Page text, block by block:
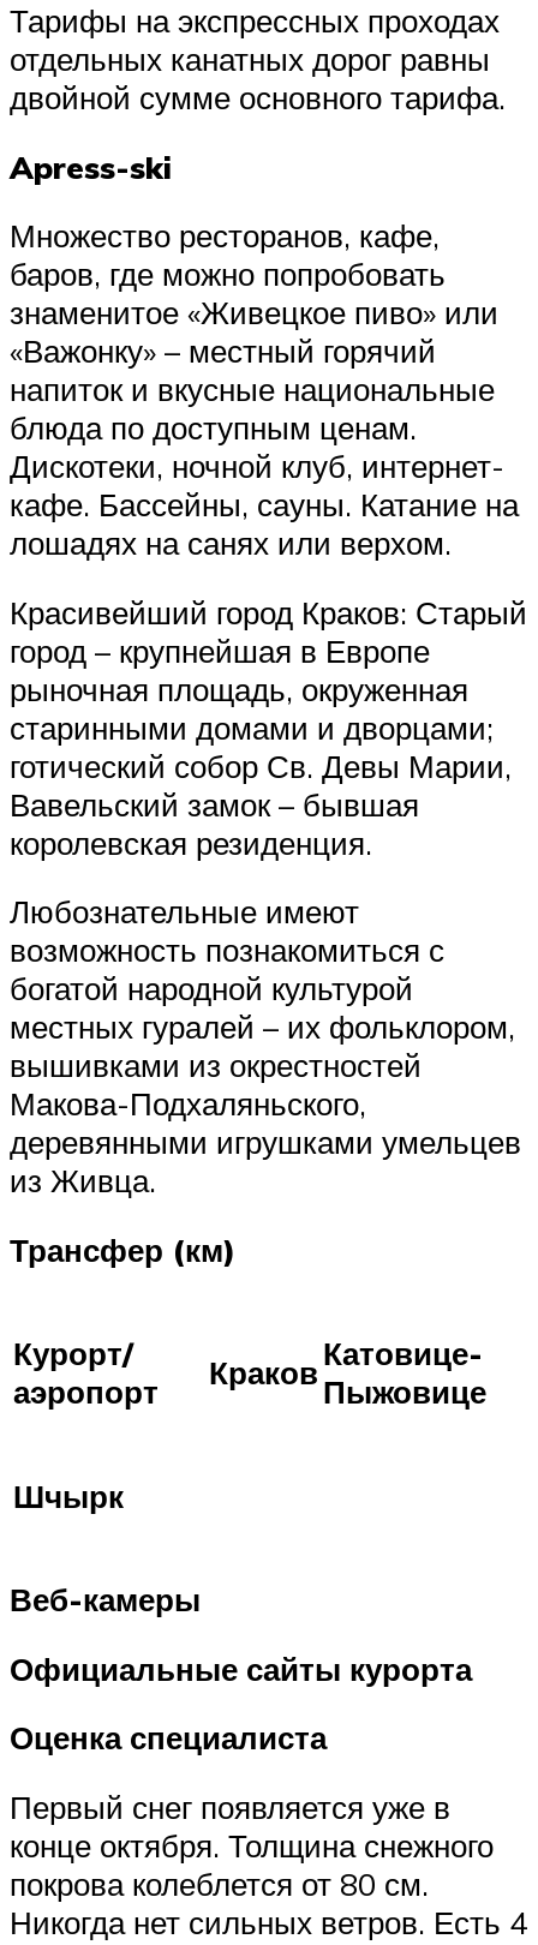
Тарифы на экспрессных проходах
отдельных канатных дорог равны
двойной сумме основного тарифа.
Apress-ski
Множество ресторанов, кафе,
баров, где можно попробовать
знаменитое «Живецкое пиво» или
«Важонку» – местный горячий
напиток и вкусные национальные
блюда по доступным ценам.
Дискотеки, ночной клуб, интернет-
кафе. Бассейны, сауны. Катание на
лошадях на санях или верхом.
Красивейший город Краков: Старый
город – крупнейшая в Европе
рыночная площадь, окруженная
старинными домами и дворцами;
готический собор Св. Девы Марии,
Вавельский замок – бывшая
королевская резиденция.
Любознательные имеют
возможность познакомиться с
богатой народной культурой
местных гуралей – их фольклором,
вышивками из окрестностей
Макова-Подхаляньского,
деревянными игрушками умельцев
из Живца.
Трансфер (км)
Курорт/
аэропорт
КраковКатовице-
Пыжовице
Шчырк
Веб-камеры
Официальные сайты курорта
Оценка специалиста
Первый снег появляется уже в
конце октября. Толщина снежного
покрова колеблется от 80 см.
Никогда нет сильных ветров. Есть 4